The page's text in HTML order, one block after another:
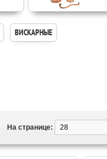
ВИСКАРНЫЕ
На странице: